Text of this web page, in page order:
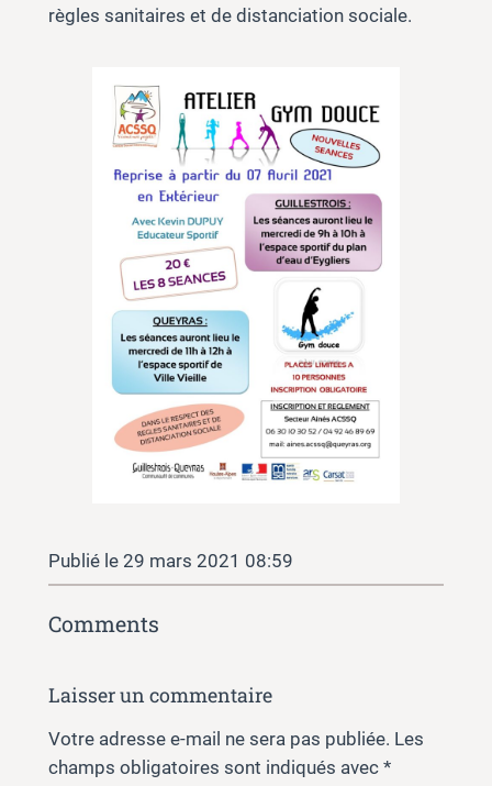
règles sanitaires et de distanciation sociale.
29 mars 2021 08:59
Comments
Laisser un commentaire
Votre adresse e-mail ne sera pas publiée. Les
champs obligatoires sont indiqués avec *